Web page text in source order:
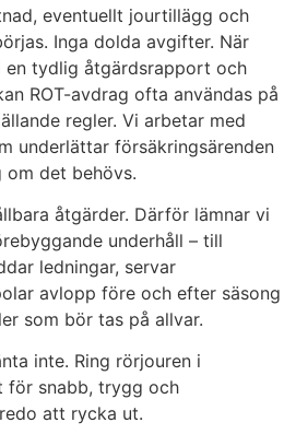
eventuellt jourtillägg och
Inga dolda avgifter. När
en tydlig åtgärdsrapport och
ROT-avdrag ofta användas på
regler. Vi arbetar med
underlättar försäkringsärenden
om det behövs.
åtgärder. Därför lämnar vi
underhåll – till
ledningar, servar
avlopp före och efter säsong
som bör tas på allvar.
inte. Ring rörjouren i
för snabb, trygg och
att rycka ut.